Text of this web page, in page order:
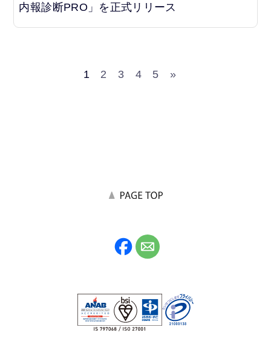
内報診断PRO」を正式リリース
1 2 3 4 5 »